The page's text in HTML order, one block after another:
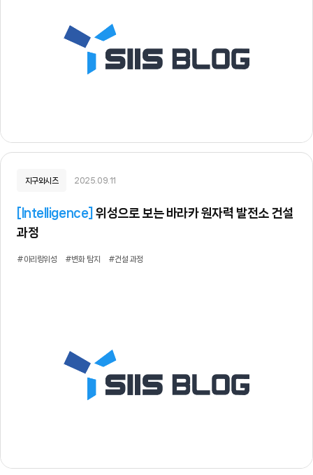
지구와시즈 2025.09.11
Intelligence] 위성으로 보는 바라카 원자력 발전소 건설
과정
#아리랑위성 #변화 탐지 #건설 과정